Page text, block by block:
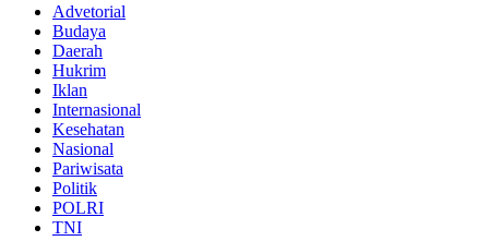
Advetorial
Budaya
Daerah
Hukrim
Iklan
Internasional
Kesehatan
Nasional
Pariwisata
Politik
POLRI
TNI